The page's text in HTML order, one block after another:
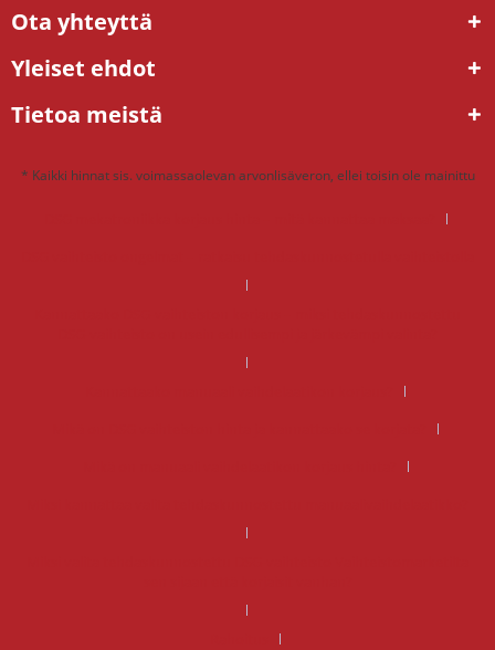
Ota yhteyttä
Yleiset ehdot
Tietoa meistä
* Kaikki hinnat sis. voimassaolevan arvonlisäveron, ellei toisin ole mainittu